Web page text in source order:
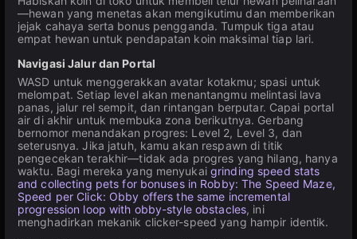
—hewan yang menetas akan mengikutimu dan memberikan
jejak cahaya serta bonus pengganda. Tumpuk tiga atau
empat hewan untuk pendapatan koin maksimal tiap lari.
Navigasi Jalur dan Portal
WASD untuk menggerakkan avatar kotakmu; spasi untuk
melompat. Setiap level akan menantangmu melintasi lava
panas, jalur rel sempit, dan rintangan berputar. Capai portal
air di akhir untuk membuka zona berikutnya. Gerbang
bernomor menandakan progres: Level 2, Level 3, dan
seterusnya. Jika jatuh, kamu akan respawn di titik
pengecekan terakhir—tidak ada progres yang hilang, hanya
waktu. Bagi mereka yang menyukai grinding speed stats
and collecting pets for bonuses in Robby: The Speed Maze,
Speed per Click: Obby offers the same incremental
progression loop with obby-style obstacles, ini
menghadirkan mekanik clicker-speed yang hampir identik.